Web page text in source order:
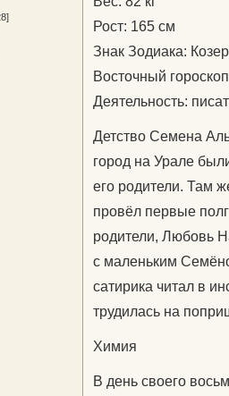
Рост: 165 см
Знак Зодиака:
Восточный
Деятельность:
Детство Семена
город на Урале
его родители. Там
провёл первые
родители, Любовь
с маленьким
сатирика читал в
трудилась на
Химия
В день своего